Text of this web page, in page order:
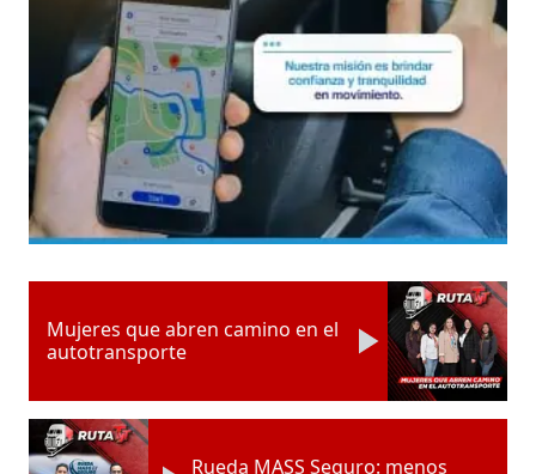
Mujeres que abren camino en el
autotransporte
Rueda MASS Seguro: menos